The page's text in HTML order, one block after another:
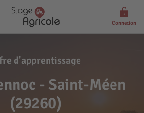
Connexion
d'apprentissage
- Saint-Méen
(29260)